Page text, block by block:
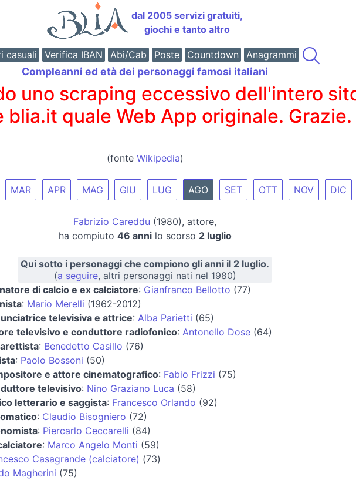
dal 2005 servizi gratuiti,
giochi e tanto altro
casuali Verifica IBAN Abi/Cab Poste Countdown Anagrammi
Compleanni ed età dei personaggi famosi italiani
uno scraping eccessivo dell'intero
blia.it quale Web App originale. Grazie.
(fonte Wikipedia)
MAR APR MAG GIU LUG AGO SET OTT NOV DIC
Fabrizio Careddu (1980), attore,
ha compiuto 46 annilo scorso 2 luglio
Qui sotto i personaggi che compiono gli anni il 2 luglio.
(a seguire, altri personaggi nati nel 1980)
di calcio e ex calciatore: Gianfranco Bellotto (77)
: Mario Merelli (1962-2012)
televisiva e attrice: Alba Parietti (65)
televisivo e conduttore radiofonico: Antonello Dose (64)
: Benedetto Casillo (76)
: Paolo Bossoni (50)
e attore cinematografico: Fabio Frizzi (75)
televisivo: Nino Graziano Luca (58)
letterario e saggista: Francesco Orlando (92)
: Claudio Bisogniero (72)
: Piercarlo Ceccarelli (84)
: Marco Angelo Monti (59)
Casagrande (calciatore) (73)
Magherini (75)